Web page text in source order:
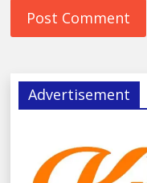
Advertisement